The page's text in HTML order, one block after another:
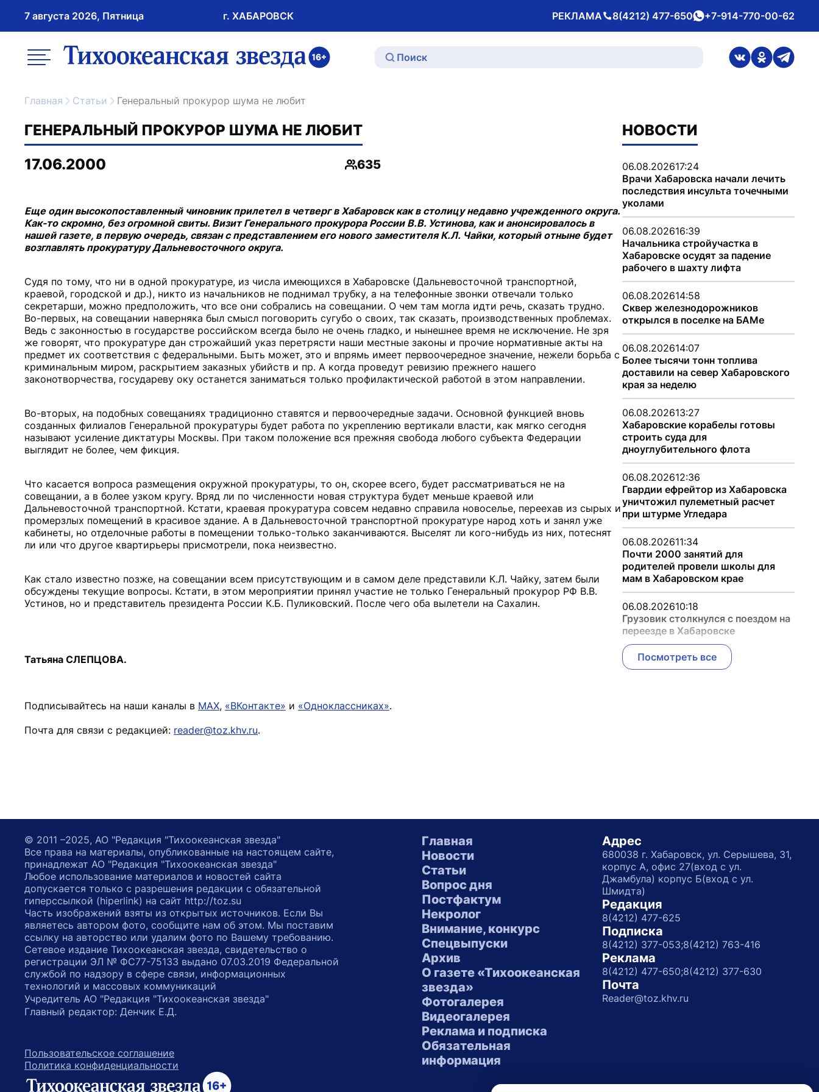
7 августа 2026, Пятница г. ХАБАРОВСК РЕКЛАМА
Телефон 8(4212) 477-650whatsApp
+7-914-770-00-62
меню ссылка на главную
ссылка на
ссылка на
Главная Статьи Генеральный прокурор шума не любит
ГЕНЕРАЛЬНЫЙ ПРОКУРОР ШУМА НЕ ЛЮБИТ
17.06.2000
Просмотры
635
Еще один высокопоставленный чиновник прилетел в четверг в Хабаровск как в столицу недавно учрежденного округа.
Как-то скромно, без огромной свиты. Визит Генерального прокурора России В.В. Устинова, как и анонсировалось в
нашей газете, в первую очередь, связан с представлением его нового заместителя К.Л. Чайки, который отныне будет
возглавлять прокуратуру Дальневосточного округа.
Судя по тому, что ни в одной прокуратуре, из числа имеющихся в Хабаровске (Дальневосточной транспортной,
краевой, городской и др.), никто из начальников не поднимал трубку, а на телефонные звонки отвечали только
секретарши, можно предположить, что все они собрались на совещании. О чем там могла идти речь, сказать трудно.
Во-первых, на совещании наверняка был смысл поговорить сугубо о своих, так сказать, производственных проблемах.
Ведь с законностью в государстве российском всегда было не очень гладко, и нынешнее время не исключение. Не зря
же говорят, что прокуратуре дан строжайший указ перетрясти наши местные законы и прочие нормативные акты на
предмет их соответствия с федеральными. Быть может, это и впрямь имеет первоочередное значение, нежели борьба с
криминальным миром, раскрытием заказных убийств и пр. А когда проведут ревизию прежнего нашего
законотворчества, государеву оку останется заниматься только профилактической работой в этом направлении.
Во-вторых, на подобных совещаниях традиционно ставятся и первоочередные задачи. Основной функцией вновь
созданных филиалов Генеральной прокуратуры будет работа по укреплению вертикали власти, как мягко сегодня
называют усиление диктатуры Москвы. При таком положение вся прежняя свобода любого субъекта Федерации
выглядит не более, чем фикция.
Что касается вопроса размещения окружной прокуратуры, то он, скорее всего, будет рассматриваться не на
совещании, а в более узком кругу. Вряд ли по численности новая структура будет меньше краевой или
Дальневосточной транспортной. Кстати, краевая прокуратура совсем недавно справила новоселье, переехав из сырых и
промерзлых помещений в красивое здание. А в Дальневосточной транспортной прокуратуре народ хоть и занял уже
кабинеты, но отделочные работы в помещении только-только заканчиваются. Выселят ли кого-нибудь из них, потеснят
ли или что другое квартирьеры присмотрели, пока неизвестно.
Как стало известно позже, на совещании всем присутствующим и в самом деле представили К.Л. Чайку, затем были
обсуждены текущие вопросы. Кстати, в этом мероприятии принял участие не только Генеральный прокурор РФ В.В.
Устинов, но и представитель президента России К.Б. Пуликовский. После чего оба вылетели на Сахалин.
Татьяна СЛЕПЦОВА.
Подписывайтесь на наши каналы в MAX, «ВКонтакте» и «Одноклассниках».
Почта для связи с редакцией: reader@toz.khv.ru.
НОВОСТИ
06.08.202617:24
Врачи Хабаровска начали лечить
последствия инсульта точечными
уколами
06.08.202616:39
Начальника стройучастка в
Хабаровске осудят за падение
рабочего в шахту лифта
06.08.202614:58
Сквер железнодорожников
открылся в поселке на БАМе
06.08.202614:07
Более тысячи тонн топлива
доставили на север Хабаровского
края за неделю
06.08.202613:27
Хабаровские корабелы готовы
строить суда для
дноуглубительного флота
06.08.202612:36
Гвардии ефрейтор из Хабаровска
уничтожил пулеметный расчет
при штурме Угледара
06.08.202611:34
Почти 2000 занятий для
родителей провели школы для
мам в Хабаровском крае
06.08.202610:18
Грузовик столкнулся с поездом на
переезде в Хабаровске
Посмотреть все
Главная
Новости
Статьи
Вопрос дня
Постфактум
Некролог
Внимание, конкурс
Спецвыпуски
Архив
О газете «Тихоокеанская
звезда»
Фотогалерея
Видеогалерея
Реклама и подписка
Обязательная
информация
Адрес
680038 г. Хабаровск, ул. Серышева, 31,
корпус А, офис 27(вход с ул.
Джамбула) корпус Б(вход с ул.
Шмидта)
Редакция
8(4212) 477-625
Подписка
8(4212) 377-053;8(4212) 763-416
Реклама
8(4212) 477-650;8(4212) 377-630
Почта
Reader@toz.khv.ru
© 2011 –2025, АО "Редакция "Тихоокеанская звезда"
Все права на материалы, опубликованные на настоящем сайте,
принадлежат АО "Редакция "Тихоокеанская звезда"
Любое использование материалов и новостей сайта
допускается только с разрешения редакции с обязательной
гиперссылкой (hiperlink) на сайт http://toz.su
Часть изображений взяты из открытых источников. Если Вы
являетесь автором фото, сообщите нам об этом. Мы поставим
ссылку на авторство или удалим фото по Вашему требованию.
Сетевое издание Тихоокеанская звезда, свидетельство о
регистрации ЭЛ № ФС77-75133 выдано 07.03.2019 Федеральной
службой по надзору в сфере связи, информационных
технологий и массовых коммуникаций
Учредитель АО "Редакция "Тихоокеанская звезда"
Главный редактор: Денчик Е.Д.
Пользовательское соглашение
Политика конфиденциальности